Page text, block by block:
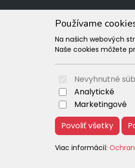
Používame
Na našich webových
Naše cookies môžete
Nevyhnutné
Analytické
Marketingové
Povoliť všetky
Viac informácií: